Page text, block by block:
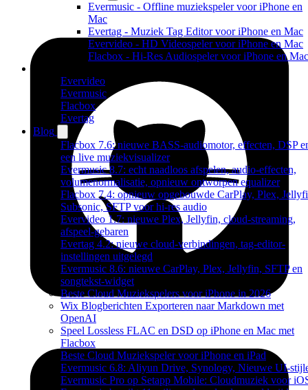
Evermusic - Offline muziekspeler voor iPhone en
Mac
Evertag - Muziek Tag Editor voor iPhone en Mac
Evervideo - HD Videospeler voor iPhone en Mac
Flacbox - Hi-Res Audiospeler voor iPhone en Mac
Evervideo
Evermusic
Flacbox
Evertag
Blog
Flacbox 7.6: nieuwe BASS-audiomotor, effecten, DSP
een live muziekvisualizer
Evermusic 8.7: echt naadloos afspelen, audio-effecten,
volumenormalisatie, opnieuw ontworpen equalizer
Flacbox 7.4: opnieuw opgebouwde CarPlay, Plex,
Subsonic, SFTP voor hi-res audio
Evervideo 1.7: nieuwe Plex, Jellyfin, cloud-streaming,
afspeel-gebaren
Evertag 4.2: nieuwe cloud-verbindingen, tag-editor-
instellingen uitgelegd
Evermusic 8.6: nieuwe CarPlay, Plex, Jellyfin, SFTP en
songtekst-widget
Beste Cloud Muziekspelers voor iPhone in 2026
Wix Blogberichten Exporteren naar Markdown met
OpenAI
Speel Lossless FLAC en DSD op iPhone en Mac met
Flacbox
Beste Cloud Muziekspeler voor iPhone en iPad
Evermusic 6.8: Aliyun Drive, Synology, Nieuwe UI-
Evermusic Pro op Setapp Mobile: Cloudmuziek voor